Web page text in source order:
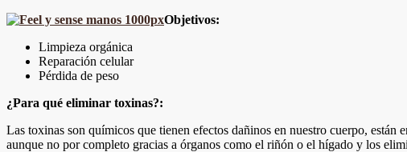
Objetivos:
Limpieza orgánica
Reparación celular
Pérdida de peso
¿Para qué eliminar toxinas?:
Las toxinas son químicos que tienen efectos dañinos en nuestro cuerpo,
aunque no por completo gracias a órganos como el riñón o el hígado y los